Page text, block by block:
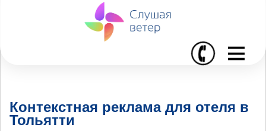
I
Контекстная реклама для отеля в
Тольятти